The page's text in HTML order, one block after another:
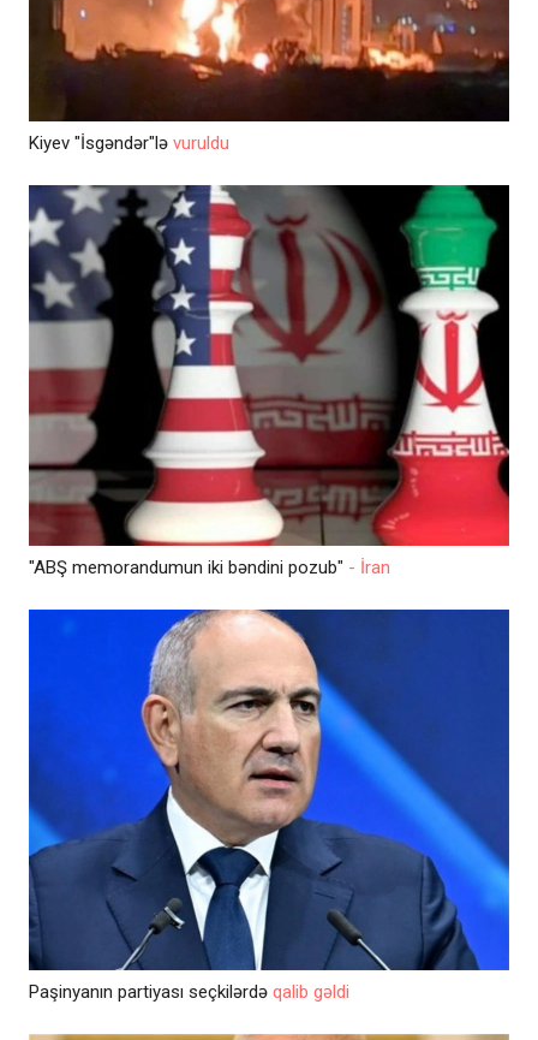
Kiyev "İsgəndər"lə vuruldu
"ABŞ memorandumun iki bəndini pozub" - İran
Paşinyanın partiyası seçkilərdə qalib gəldi